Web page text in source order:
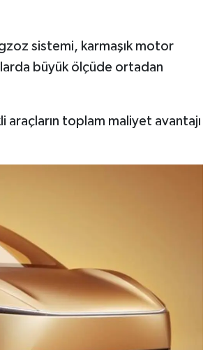
sistemi, karmaşık motor
büyük ölçüde ortadan
araçların toplam maliyet avantajı